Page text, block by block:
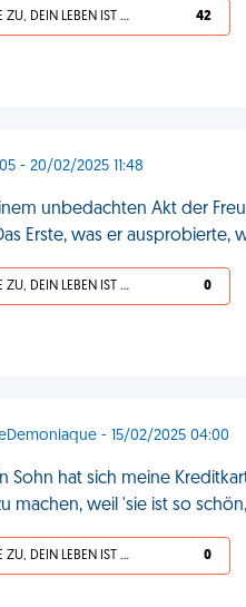
ICH STIMME ZU, DEIN LEBEN IST SCHEISSE 42
- 20/02/2025 11:48
unbedachten Akt der
Erste, was er ausprobierte,
ICH STIMME ZU, DEIN LEBEN IST SCHEISSE 0
- 15/02/2025 04:00
Sohn hat sich meine
machen, weil 'sie ist so
ICH STIMME ZU, DEIN LEBEN IST SCHEISSE 0